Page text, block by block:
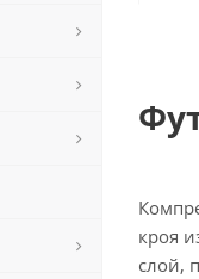
кроя
слой,